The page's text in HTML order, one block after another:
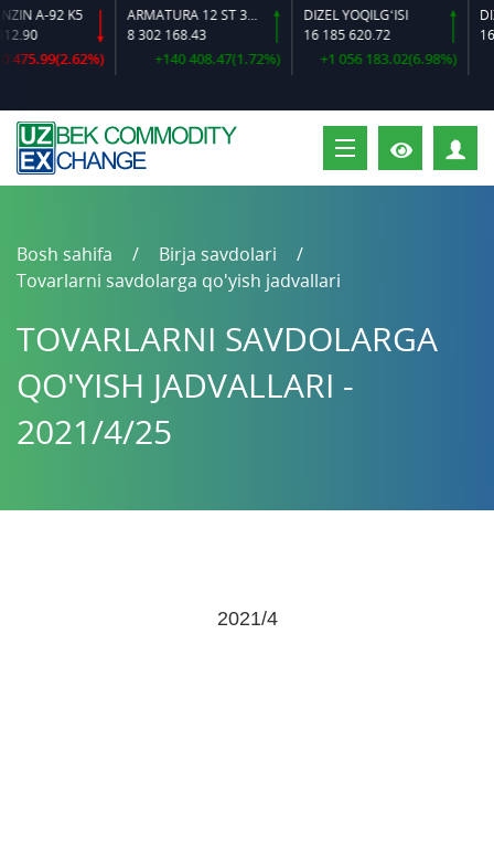
A-92 K5
ARMATURA 12 ST 35 GS O‘LCHAMLI
8 302 168.43
+140 408.47(1.72%)
DIZEL YOQILG‘ISI
16 185 620.72
+1 056 183.02(6.98%)
16
Bosh sahifa
Birja savdolari
Tovarlarni savdolarga qo'yish jadvallari
TOVARLARNI SAVDOLARGA
QO'YISH JADVALLARI -
2021/4/25
2021/4